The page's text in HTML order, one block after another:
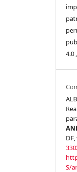
4.0
DF,
S/